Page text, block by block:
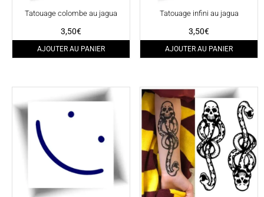
Tatouage colombe au jagua
3,50€
AJOUTER AU PANIER
Tatouage infini au jagua
3,50€
AJOUTER AU PANIER